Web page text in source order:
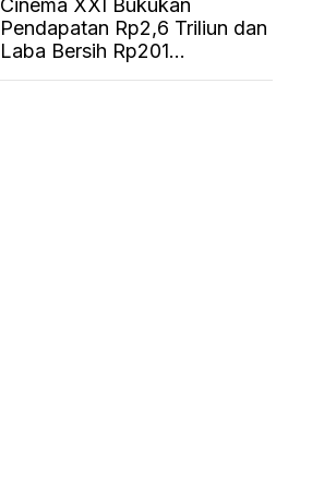
Cinema XXI Bukukan
Pendapatan Rp2,6 Triliun dan
Laba Bersih Rp201...